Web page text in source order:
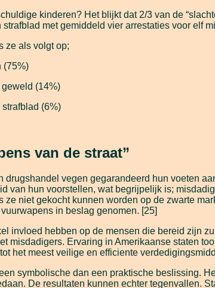
kinderen? Het blijkt dat 2/3 van de
strafblad met gemiddeld vier arrestaties voor elf
ze als volgt op;
(75%)
(14%)
(6%)
van de straat”
drugshandel vegen gegarandeerd hun voeten
van hun voorstellen, wat begrijpelijk is;
niet gekocht kunnen worden op de zwarte
in beslag genomen. [25]
invloed hebben op de mensen die bereid zijn
misdadigers. Ervaring in Amerikaanse staten
het meest veilige en efficiente
symbolische dan een praktische beslissing.
De resultaten kunnen echter tegenvallen.